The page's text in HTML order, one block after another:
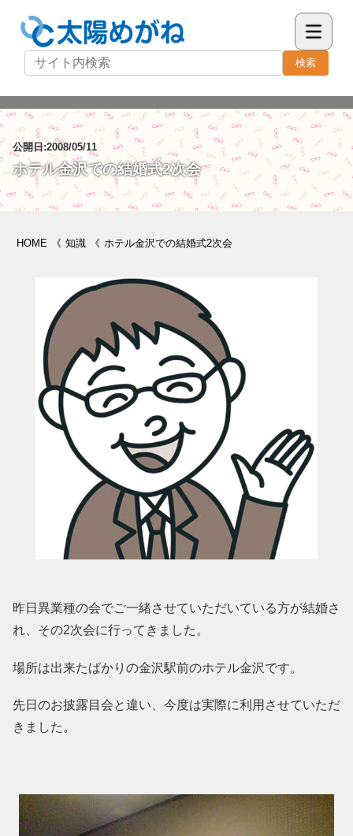
検索
公開日:2008/05/11
ホテル金沢での結婚式2次会
HOME 《 知識 《 ホテル金沢での結婚式2次会
昨日異業種の会でご一緒させていただいている方が結婚さ
れ、その2次会に行ってきました。
場所は出来たばかりの金沢駅前のホテル金沢です。
先日のお披露目会と違い、今度は実際に利用させていただ
きました。